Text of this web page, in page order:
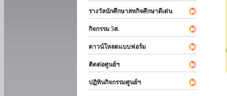
รางวัลนักศึกษาสหกิจศึกษาดีเด่น
กิจกรรม 5ส.
ดาวน์โหลดแบบฟอร์ม
ติดต่อศูนย์ฯ
ปฏิทินกิจกรรมศูนย์ฯ